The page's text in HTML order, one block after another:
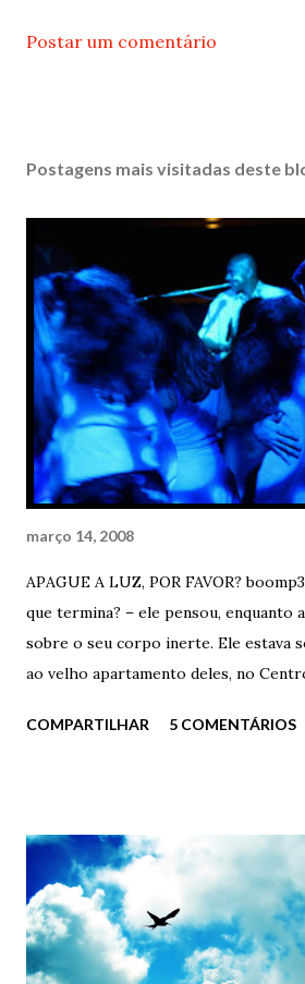
Postar um comentário
Postagens mais visitadas deste
março 14, 2008
APAGUE A LUZ, POR FAVOR?
que termina? – ele pensou, enquanto
sobre o seu corpo inerte. Ele estava
ao velho apartamento deles, no
aqui, parado como um imbecil na
Senhor aí, parado na “trovoada”. -
estou indo – ele respondeu, seco – Já
silêncio por alguns instantes, apenas
lágrimas e da chuva. Após tentar
molhado, virou e foi embora de vez
COMPARTILHAR 5 COMENTÁRIOS